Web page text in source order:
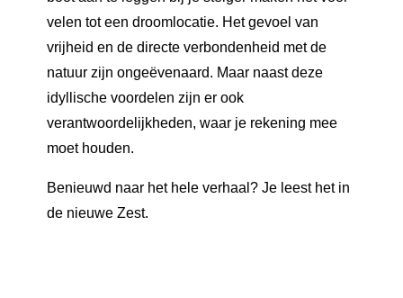
velen tot een droomlocatie. Het gevoel van
vrijheid en de directe verbondenheid met de
natuur zijn ongeëvenaard. Maar naast deze
idyllische voordelen zijn er ook
verantwoordelijkheden, waar je rekening mee
moet houden.
Benieuwd naar het hele verhaal? Je leest het in
de nieuwe Zest.